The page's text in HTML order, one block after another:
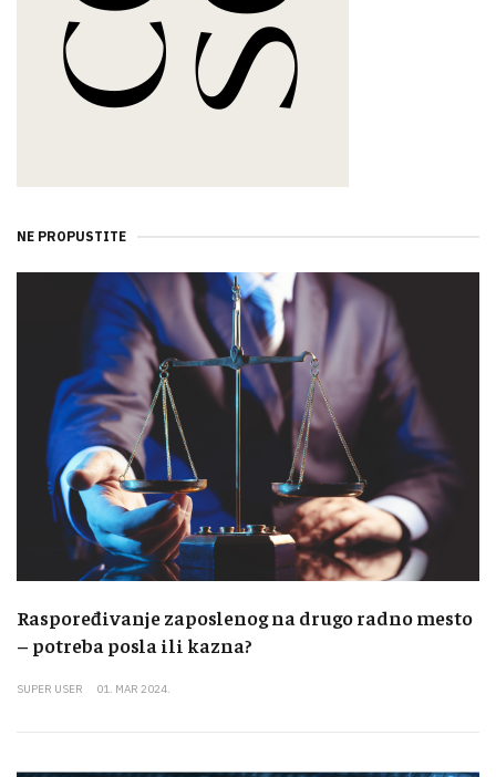
NE PROPUSTITE
Raspoređivanje zaposlenog na drugo radno mesto
– potreba posla ili kazna?
SUPER USER 01. MAR 2024.